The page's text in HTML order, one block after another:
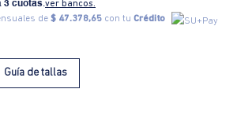
3 cuotas.ver bancos.
de $ 47.378,65 con tu Crédito
Guía de tallas